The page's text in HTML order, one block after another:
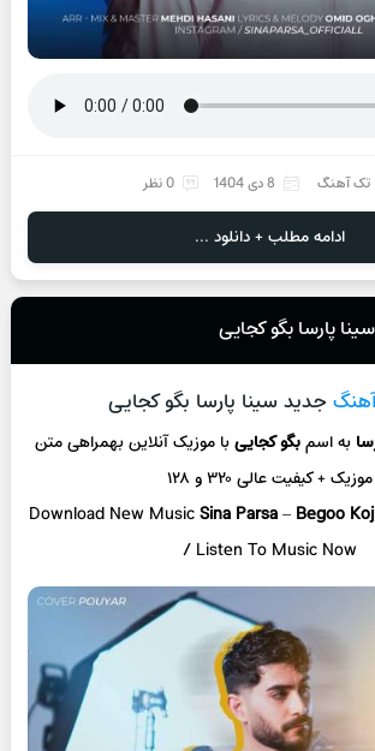
تک آهنگ 8 دی 1404 0 نظر
ادامه مطلب + دانلود ...
پارسا بگو کجایی
جدید سینا پارسا بگو کجایی
به اسمبگو کجاییبا موزیک آنلاینبهمراهی متن
موزیک + کیفیت عالی ۳۲۰ و ۱۲۸
Download New MusicSina Parsa– Begoo
/ Listen To Music Now